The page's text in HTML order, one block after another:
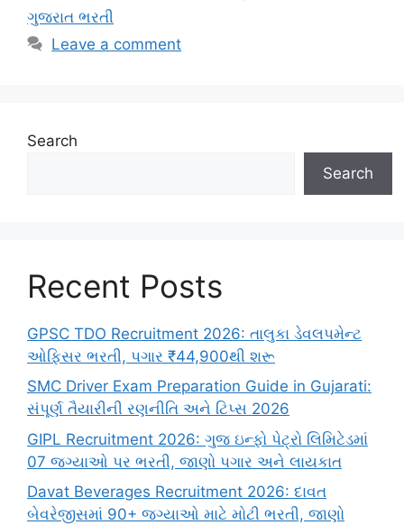
ગુજરાત ભરતી
Leave a comment
Search
Search
Recent Posts
GPSC TDO Recruitment 2026: તાલુકા ડેવલપમેન્ટ
ઓફિસર ભરતી, પગાર ₹44,900થી શરૂ
SMC Driver Exam Preparation Guide in Gujarati:
સંપૂર્ણ તૈયારીની રણનીતિ અને ટિપ્સ 2026
GIPL Recruitment 2026: ગુજ ઇન્ફો પેટ્રો લિમિટેડમાં
07 જગ્યાઓ પર ભરતી, જાણો પગાર અને લાયકાત
Davat Beverages Recruitment 2026: દાવત
બેવરેજીસમાં 90+ જગ્યાઓ માટે મોટી ભરતી, જાણો